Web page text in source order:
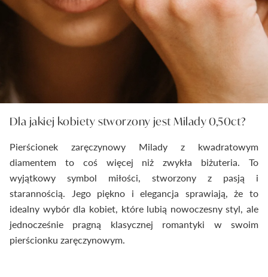
Dla jakiej kobiety stworzony jest Milady 0,50ct?
Pierścionek zaręczynowy Milady z kwadratowym
diamentem to coś więcej niż zwykła biżuteria. To
wyjątkowy symbol miłości, stworzony z pasją i
starannością. Jego piękno i elegancja sprawiają, że to
idealny wybór dla kobiet, które lubią nowoczesny styl, ale
jednocześnie pragną klasycznej romantyki w swoim
pierścionku zaręczynowym.